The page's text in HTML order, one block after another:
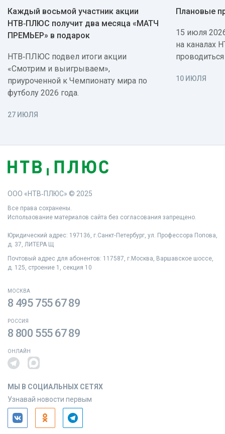
Каждый восьмой участник акции
НТВ‑ПЛЮС получит два месяца «МАТЧ
ПРЕМЬЕР» в подарок
НТВ‑ПЛЮС подвел итоги акции
«Смотрим и выигрываем»,
приуроченной к Чемпионату мира по
футболу 2026 года.
27 ИЮЛЯ
Плановые
15 июля
на каналах
10 ИЮЛЯ
ООО «НТВ‑ПЛЮС» © 2025
Все права сохранены.
Использование материалов сайта без согласования запрещено.
Юридический адрес: 197136, г.Санкт‑Петербург, ул. Профессора Попова,
д. 37, ЛИТЕРА Щ
Почтовый адрес для абонентов: 117587, г.Москва, Варшавское шоссе,
д. 125, строение 1, секция 10
МОСКВА
8 495 755 67 89
РОССИЯ
8 800 555 67 89
ОНЛАЙН
МЫ В СОЦИАЛЬНЫХ СЕТЯХ
Узнавай новости первым